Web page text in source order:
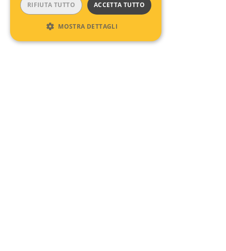
ACCETTA TUTTO
RIFIUTA TUTTO
MOSTRA DETTAGLI